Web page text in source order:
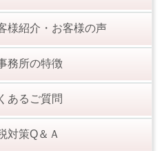
様紹介・お客様の声
務所の特徴
あるご質問
対策Q＆Ａ